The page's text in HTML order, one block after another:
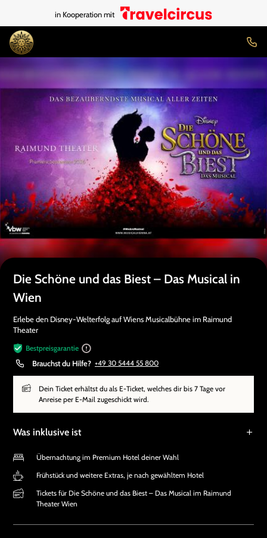
in Kooperation mit
Die Schöne und das Biest – Das Musical in
Wien
Erlebe den Disney-Welterfolg auf Wiens Musicalbühne im Raimund
Theater
Bestpreisgarantie
Brauchst du Hilfe? +49 30 5444 55 800
Dein Ticket erhältst du als E-Ticket, welches dir bis 7 Tage vor
Anreise per E-Mail zugeschickt wird.
Was inklusive ist
Übernachtung im Premium Hotel deiner Wahl
Frühstück und weitere Extras, je nach gewähltem Hotel
Tickets für Die Schöne und das Biest – Das Musical im Raimund
Theater Wien